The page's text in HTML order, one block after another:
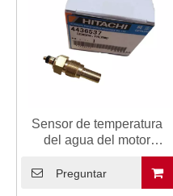
Sensor de temperatura
del agua del motor
4436537 Sensor Conector
automotriz para Hitachi
ZX200 ZX270 ZX250
Preguntar